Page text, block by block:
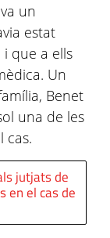
un
estat
i que a ells
Un
Benet
una de les
cas.
jutjats de
en el cas de